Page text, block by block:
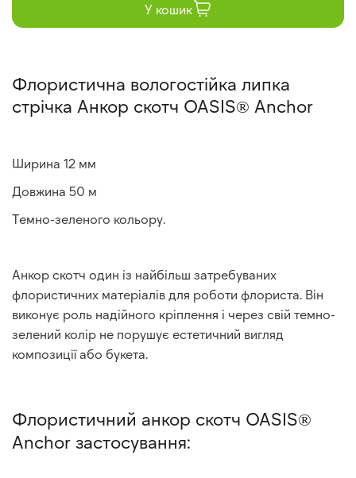
У кошик
Флористична вологостійка липка
стрічка Анкор скотч OASIS® Anchor
Ширина 12 мм
Довжина 50 м
Темно-зеленого кольору.
Анкор скотч один із найбільш затребуваних
флористичних матеріалів для роботи флориста. Він
виконує роль надійного кріплення і через свій темно-
зелений колір не порушує естетичний вигляд
композиції або букета.
Флористичний анкор скотч OASIS®
Anchor застосування: